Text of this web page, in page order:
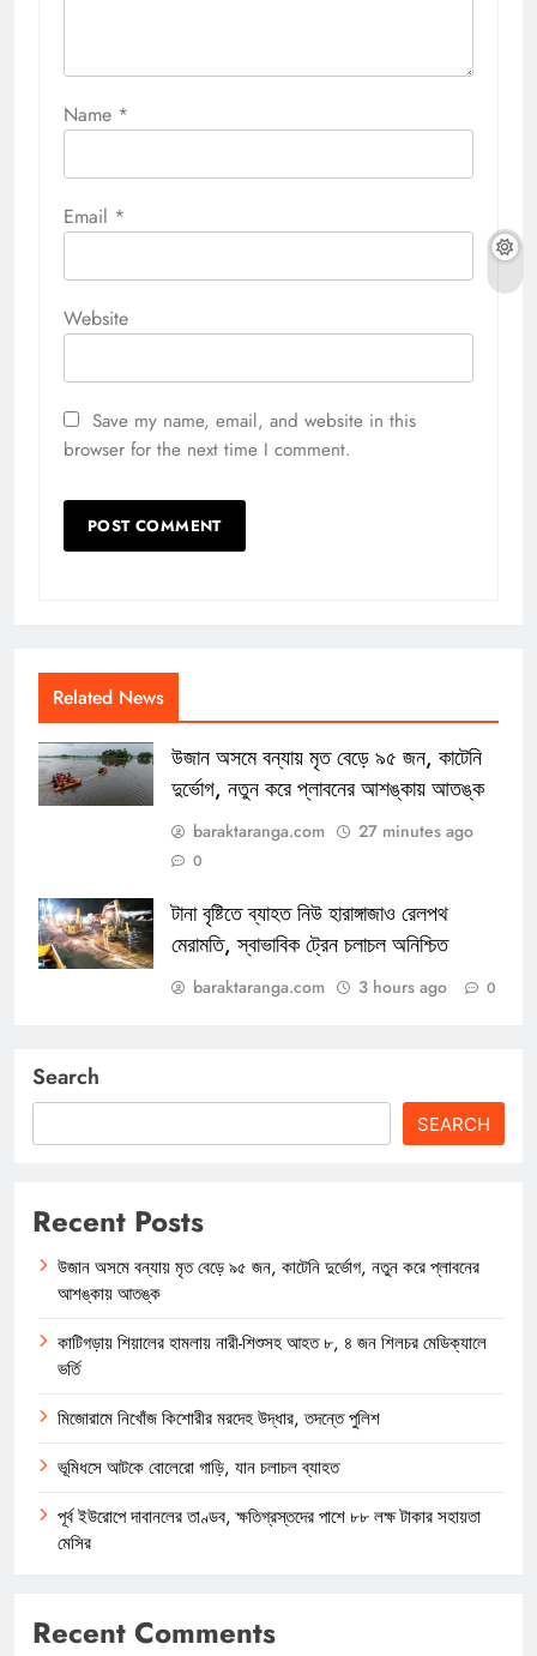
Name *
Email *
Website
Save my name, email, and website in this
browser for the next time I comment.
Related News
উজান অসমে বন্যায় মৃত বেড়ে ৯৫ জন, কাটেনি
দুর্ভোগ, নতুন করে প্লাবনের আশঙ্কায় আতঙ্ক
baraktaranga.com 27 minutes ago
0
টানা বৃষ্টিতে ব্যাহত নিউ হারাঙ্গাজাও রেলপথ
মেরামতি, স্বাভাবিক ট্রেন চলাচল অনিশ্চিত
baraktaranga.com 3 hours ago 0
Search
SEARCH
Recent Posts
উজান অসমে বন্যায় মৃত বেড়ে ৯৫ জন, কাটেনি দুর্ভোগ, নতুন করে প্লাবনের
আশঙ্কায় আতঙ্ক
কাটিগড়ায় শিয়ালের হামলায় নারী-শিশুসহ আহত ৮, ৪ জন শিলচর মেডিক্যালে
ভর্তি
মিজোরামে নিখোঁজ কিশোরীর মরদেহ উদ্ধার, তদন্তে পুলিশ
ভূমিধসে আটকে বোলেরো গাড়ি, যান চলাচল ব্যাহত
পূর্ব ইউরোপে দাবানলের তাণ্ডব, ক্ষতিগ্রস্তদের পাশে ৮৮ লক্ষ টাকার সহায়তা
মেসির
Recent Comments